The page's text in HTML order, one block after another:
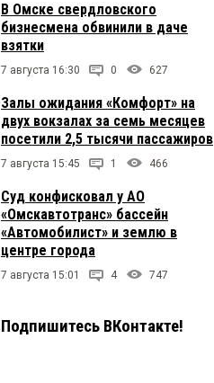
В Омске свердловского
бизнесмена обвинили в даче
взятки
7 августа 16:30 0 627
Залы ожидания «Комфорт» на
двух вокзалах за семь месяцев
посетили 2,5 тысячи пассажиров
7 августа 15:45 1 466
Суд конфисковал у АО
«Омскавтотранс» бассейн
«Автомобилист» и землю в
центре города
7 августа 15:01 4 747
Подпишитесь ВКонтакте!